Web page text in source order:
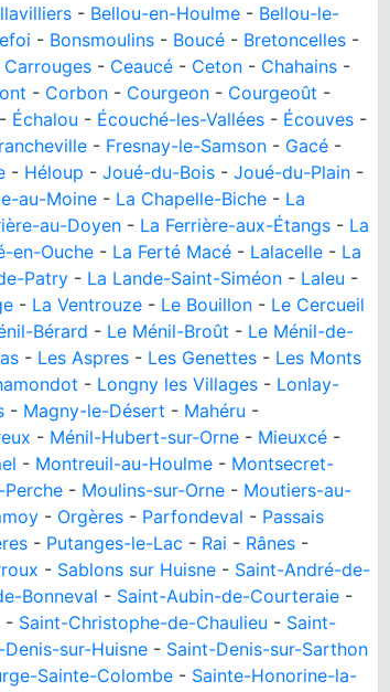
- Bellou-en-Houlme - Bellou-le-
- Bonsmoulins - Boucé - Bretoncelles -
Carrouges - Ceaucé - Ceton - Chahains -
- Corbon - Courgeon - Courgeoût -
Échalou - Écouché-les-Vallées - Écouves -
- Fresnay-le-Samson - Gacé -
- Héloup - Joué-du-Bois - Joué-du-Plain -
au-Moine - La Chapelle-Biche - La
au-Doyen - La Ferrière-aux-Étangs - La
en-Ouche - La Ferté Macé - Lalacelle - La
Patry - La Lande-Saint-Siméon - Laleu -
- La Ventrouze - Le Bouillon - Le Cercueil
Bérard - Le Ménil-Broût - Le Ménil-de-
- Les Aspres - Les Genettes - Les Monts
- Longny les Villages - Lonlay-
- Magny-le-Désert - Mahéru -
- Ménil-Hubert-sur-Orne - Mieuxcé -
- Montreuil-au-Houlme - Montsecret-
- Moulins-sur-Orne - Moutiers-au-
- Orgères - Parfondeval - Passais
- Putanges-le-Lac - Rai - Rânes -
- Sablons sur Huisne - Saint-André-de-
Bonneval - Saint-Aubin-de-Courteraie -
- Saint-Christophe-de-Chaulieu - Saint-
sur-Huisne - Saint-Denis-sur-Sarthon
Sainte-Colombe - Sainte-Honorine-la-